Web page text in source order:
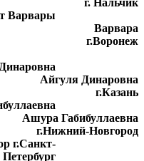
г. Нальчик
Варвара
г.Воронеж
Айгуля Динаровна
г.Казань
Ашура Габибуллаевна
г.Нижний-Новгород